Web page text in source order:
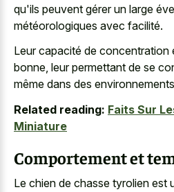
qu'ils peuvent gérer un large
météorologiques avec facilité.
Leur capacité de concentration
bonne, leur permettant de se
même dans des
Related reading: Faits Sur
Miniature
Comportement et
Le chien de chasse tyrolien est